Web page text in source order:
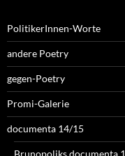
PolitikerInnen-Worte
andere Poetry
gegen-Poetry
Promi-Galerie
documenta 14/15
Brunopoliks documenta